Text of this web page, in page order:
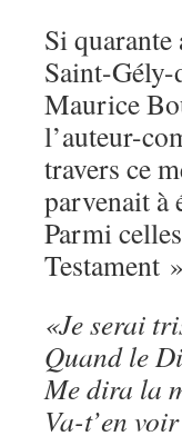
Si
Saint-Gély-
Maurice
l’auteur-
travers ce
parvenait à
Parmi
Testament
«Je serai
Quand le
Me dira la
Va-t’en